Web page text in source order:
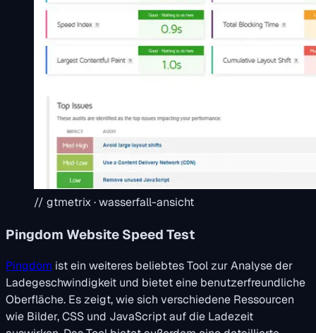
// gtmetrix · wasserfall-ansicht
Pingdom Website Speed Test
Pingdom ist ein weiteres beliebtes Tool zur Analyse der
Ladegeschwindigkeit und bietet eine benutzerfreundliche
Oberfläche. Es zeigt, wie sich verschiedene Ressourcen
wie Bilder, CSS und JavaScript auf die Ladezeit